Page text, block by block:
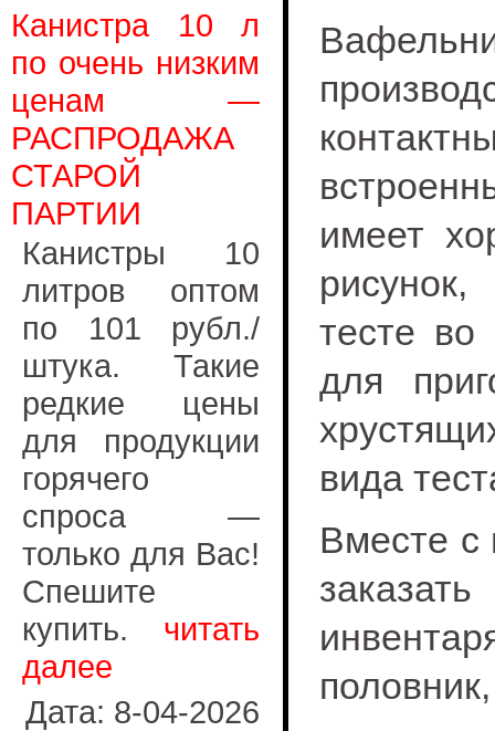
Канистра 10 л
по очень низким
ценам —
РАСПРОДАЖА
СТАРОЙ
ПАРТИИ
Канистры 10
литров оптом
по 101 рубл./
штука. Такие
редкие цены
для продукции
горячего
спроса —
только для Вас!
Спешите
купить. читать
далее
Дата: 8-04-2026
имеет
тесте во
для
вида
Вместе с